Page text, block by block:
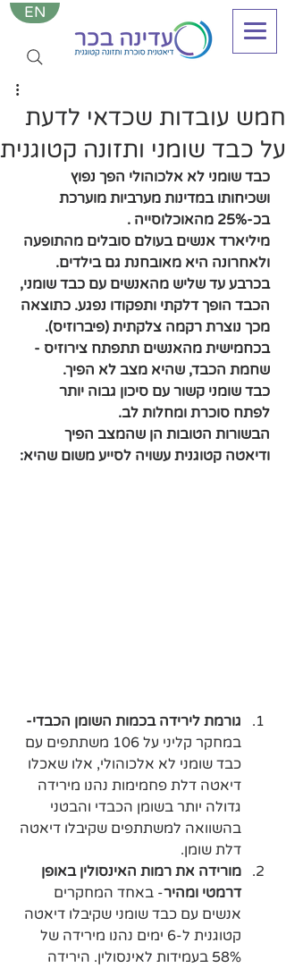
EN
חמש עובדות שכדאי לדעת
על כבד שומני ותזונה קטוגנית
כבד שומני לא אלכוהולי הפך נפוץ
ושכיחותו במדינות מערביות מוערכת
בכ-25% מהאוכלוסייה .
מיליארד אנשים בעולם סובלים מהתופעה
ולאחרונה היא מאובחנת גם בילדים.
בכרבע עד שליש מהאנשים עם כבד שומני,
הכבד הופך דלקתי ותפקודו נפגע. כתוצאה
מכך נוצרת רקמה צלקתית (פיברוזיס).
בכחמישית מהאנשים תתפתח צירוזיס -
שחמת הכבד, שהיא מצב לא הפיך.
כבד שומני קשור עם סיכון גבוה יותר
לפתח סוכרת ומחלות לב.
הבשורות הטובות הן שהמצב הפיך
ודיאטה קטוגנית עשויה לסייע משום שהיא:
גורמת לירידה בכמות השומן הכבדי-
במחקר קליני על 106 משתתפים עם
כבד שומני לא אלכוהולי, אלו שאכלו
דיאטה דלת פחמימות נהנו מירידה
גדולה יותר בשומן הכבדי והבטני
בהשוואה למשתתפים שקיבלו דיאטה
דלת שומן.
מורידה את רמות האינסולין באופן
דרמטי ומהיר- באחד המחקרים
אנשים עם כבד שומני שקיבלו דיאטה
קטוגנית ל-6 ימים נהנו מירידה של
58% בעמידות לאינסולין. הירידה